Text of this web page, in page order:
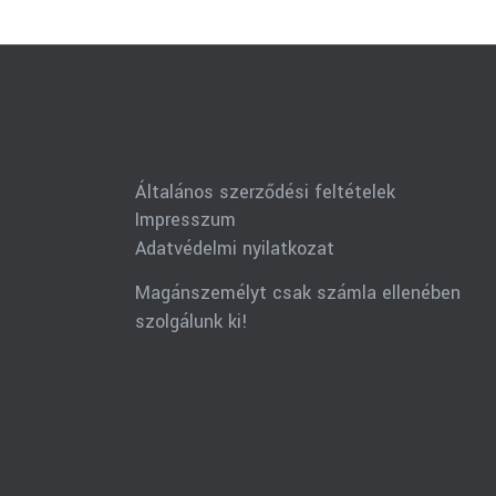
Általános szerződési feltételek
Impresszum
Adatvédelmi nyilatkozat
Magánszemélyt csak számla ellenében
szolgálunk ki!